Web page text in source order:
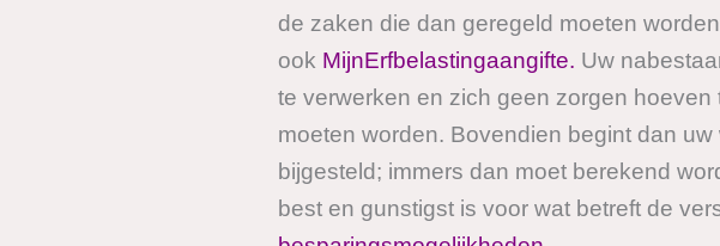
de zaken die dan geregeld moeten
ook MijnErfbelastingaangifte. Uw
te verwerken en zich geen zorgen
moeten worden. Bovendien begint dan
bijgesteld; immers dan moet berekend
best en gunstigst is voor wat betreft de